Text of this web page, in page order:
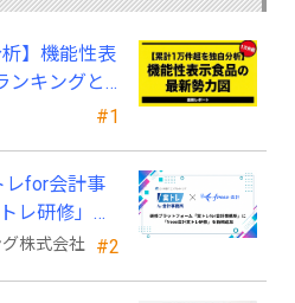
#1
析】機能性表
ンキングと
#2
レfor会計事
レ研修」を
株式会社